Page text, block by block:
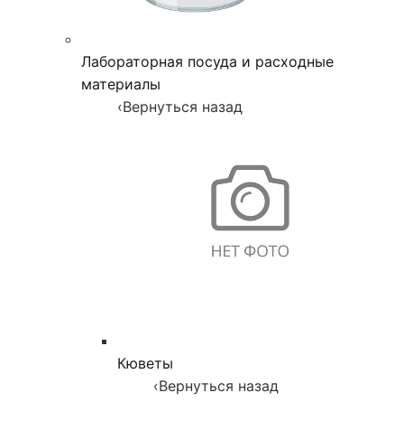
Лабораторная посуда и расходные
материалы
‹Вернуться назад
Кюветы
‹Вернуться назад